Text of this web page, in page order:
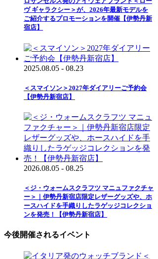
ヴ ギャラクシー＞が、2026年最新モデルを
ご紹介するプロモーションを開催【伊勢丹新
宿店】
2025.08.05 - 08.23
＜スマイソン＞2027年ダイアリーご予約会
【伊勢丹新宿店】
2026.08.05 - 08.25
＜ジ・ウォームスクラフツ マニュファクチャ
ー＞｜伊勢丹新宿店限定レザーグッズや、ホ
ースハイドを手織りしたラゲッジコレクショ
ンを発売！【伊勢丹新宿店】
今後開催されるイベント